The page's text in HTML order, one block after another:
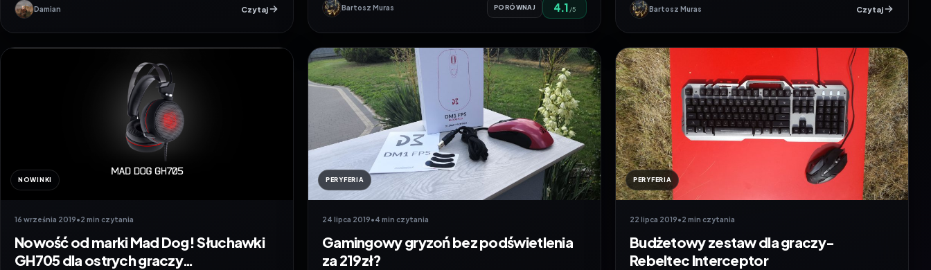
Damian Czytaj Bartosz Muras PORÓWNAJ 4.1 /5 Bartosz Muras Czytaj
NOWINKI
16 września 2019•2 min czytania
Nowość od marki Mad Dog! Słuchawki
GH705 dla ostrych graczy…
PERYFERIA
24 lipca 2019•4 min czytania
Gamingowy gryzoń bez podświetlenia
za 219zł?
PERYFERIA
22 lipca 2019•2 min czytania
Budżetowy zestaw dla graczy-
Rebeltec Interceptor